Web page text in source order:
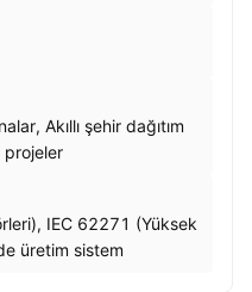
Akıllı şehir dağıtım
projeler
IEC 62271 (Yüksek
üretim sistem